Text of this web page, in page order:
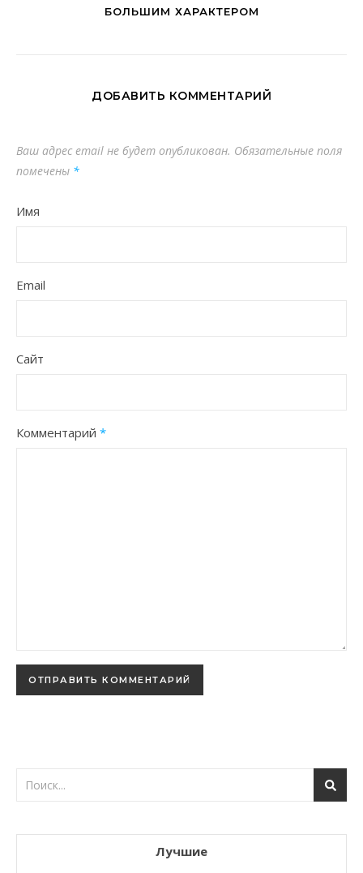
БОЛЬШИМ ХАРАКТЕРОМ
ДОБАВИТЬ КОММЕНТАРИЙ
Ваш адрес email не будет опубликован. Обязательные поля
помечены *
Имя
Email
Сайт
Комментарий *
Лучшие